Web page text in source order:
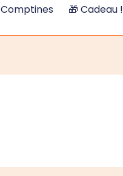
Comptines 🎁 Cadeau !